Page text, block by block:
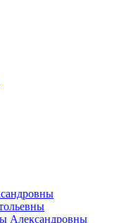
Александровны